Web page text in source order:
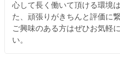
心して長く働いて頂ける環境
た、頑張りがきちんと評価に
ご興味のある方はぜひお気軽
い。